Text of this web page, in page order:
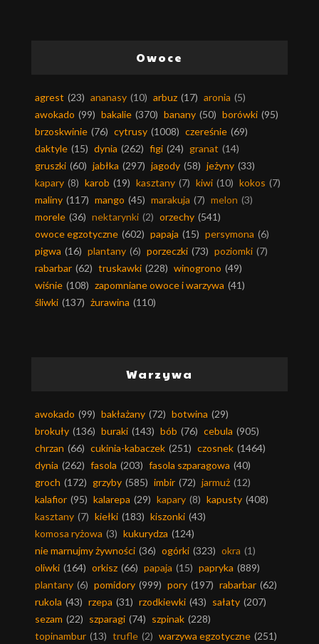
Owoce
agrest (23) ananasy (10) arbuz (17) aronia (5)
awokado (99) bakalie (370) banany (50) borówki (95)
brzoskwinie (76) cytrusy (1008) czereśnie (69)
daktyle (15) dynia (262) figi (24) granat (14)
gruszki (60) jabłka (297) jagody (58) jeżyny (33)
kapary (8) karob (19) kasztany (7) kiwi (10) kokos (7)
maliny (117) mango (45) marakuja (7) melon (3)
morele (36) nektarynki (2) orzechy (541)
owoce egzotyczne (602) papaja (15) persymona (6)
pigwa (16) plantany (6) porzeczki (73) poziomki (7)
rabarbar (62) truskawki (228) winogrono (49)
wiśnie (108) zapomniane owoce i warzywa (41)
śliwki (137) żurawina (110)
Warzywa
awokado (99) bakłażany (72) botwina (29)
brokuły (136) buraki (143) bób (76) cebula (905)
chrzan (66) cukinia-kabaczek (251) czosnek (1464)
dynia (262) fasola (203) fasola szparagowa (40)
groch (172) grzyby (585) imbir (72) jarmuż (12)
kalafior (95) kalarepa (29) kapary (8) kapusty (408)
kasztany (7) kiełki (183) kiszonki (43)
komosa ryżowa (3) kukurydza (124)
nie marnujmy żywności (36) ogórki (323) okra (1)
oliwki (164) orkisz (66) papaja (15) papryka (889)
plantany (6) pomidory (999) pory (197) rabarbar (62)
rukola (43) rzepa (31) rzodkiewki (43) sałaty (207)
sezam (22) szparagi (74) szpinak (228)
topinambur (13) trufle (2) warzywa egzotyczne (251)